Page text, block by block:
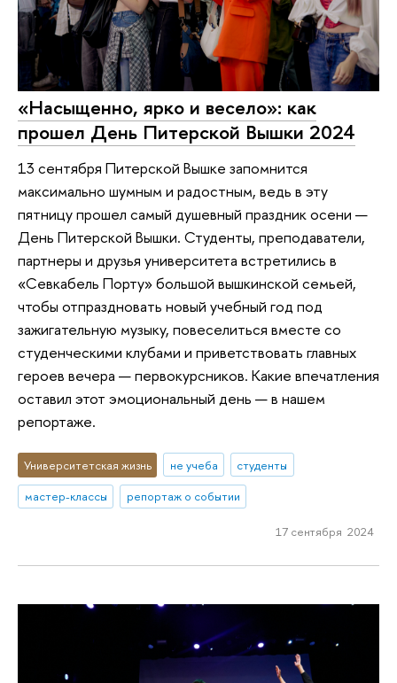
«Насыщенно, ярко и весело»: как
прошел День Питерской Вышки 2024
13 сентября Питерской Вышке запомнится
максимально шумным и радостным, ведь в эту
пятницу прошел самый душевный праздник осени —
День Питерской Вышки. Студенты, преподаватели,
партнеры и друзья университета встретились в
«Севкабель Порту» большой вышкинской семьей,
чтобы отпраздновать новый учебный год под
зажигательную музыку, повеселиться вместе со
студенческими клубами и приветствовать главных
героев вечера — первокурсников. Какие впечатления
оставил этот эмоциональный день — в нашем
репортаже.
Университетская жизнь не учеба
студенты
мастер-классы
репортаж о событии
17 сентября 2024